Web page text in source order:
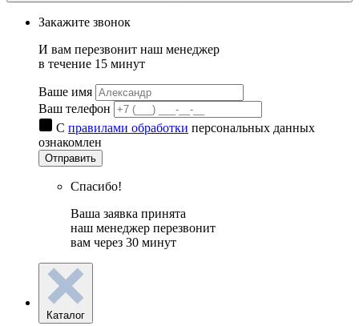
Закажите звонок
И вам перезвонит наш менеджер
в течение 15 минут
Ваше имя
Ваш телефон
С правилами обработки персональных данных
ознакомлен
Отправить
Спасибо!
Ваша заявка принята
наш менеджер перезвонит
вам через 30 минут
Каталог